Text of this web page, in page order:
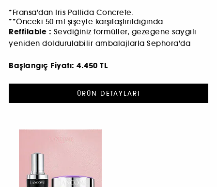
*Fransa'dan Iris Pallida Concrete.
**Önceki 50 ml şişeyle karşılaştırıldığında
Reffilable : Sevdiğiniz formüller, gezegene saygılı
yeniden doldurulabilir ambalajlarla Sephora'da
Başlangıç Fiyatı: 4.450 TL
ÜRÜN DETAYLARI